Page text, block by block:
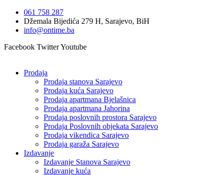
sadržaj
061 758 287
Džemala Bijedića 279 H, Sarajevo, BiH
info@ontime.ba
Facebook TwitterYoutube
Prodaja
Prodaja stanova Sarajevo
Prodaja kuća Sarajevo
Prodaja apartmana Bjelašnica
Prodaja apartmana Jahorina
Prodaja poslovnih prostora Sarajevo
Prodaja Poslovnih objekata Sarajevo
Prodaja vikendica Sarajevo
Prodaja garaža Sarajevo
Izdavanje
Izdavanje Stanova Sarajevo
Izdavanje kuća